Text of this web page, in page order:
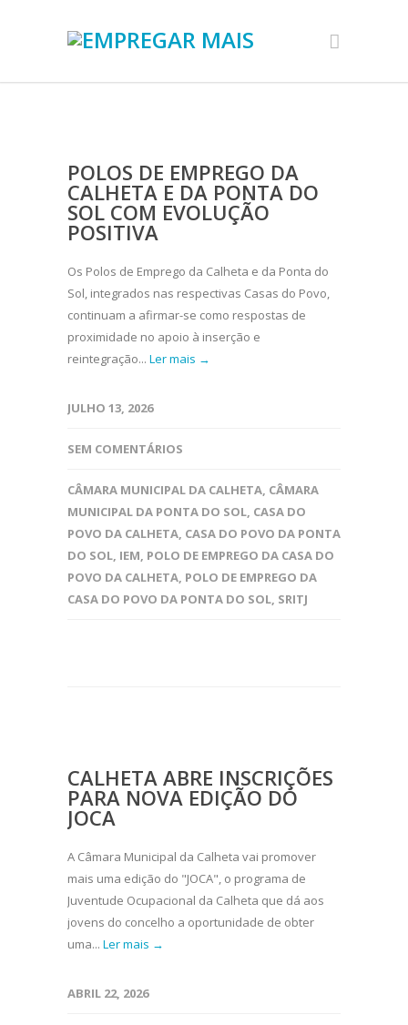
POLOS DE EMPREGO DA
CALHETA E DA PONTA DO
SOL COM EVOLUÇÃO
POSITIVA
Os Polos de Emprego da Calheta e da Ponta do
Sol, integrados nas respectivas Casas do Povo,
continuam a afirmar-se como respostas de
proximidade no apoio à inserção e
reintegração... Ler mais →
JULHO 13, 2026
SEM COMENTÁRIOS
CÂMARA MUNICIPAL DA CALHETA, CÂMARA
MUNICIPAL DA PONTA DO SOL, CASA DO
POVO DA CALHETA, CASA DO POVO DA PONTA
DO SOL, IEM, POLO DE EMPREGO DA CASA DO
POVO DA CALHETA, POLO DE EMPREGO DA
CASA DO POVO DA PONTA DO SOL, SRITJ
CALHETA ABRE INSCRIÇÕES
PARA NOVA EDIÇÃO DO
JOCA
A Câmara Municipal da Calheta vai promover
mais uma edição do "JOCA", o programa de
Juventude Ocupacional da Calheta que dá aos
jovens do concelho a oportunidade de obter
uma... Ler mais →
ABRIL 22, 2026